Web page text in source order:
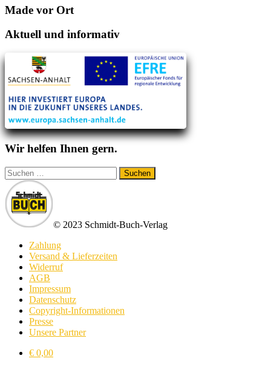
Made vor Ort
Aktuell und informativ
Wir helfen Ihnen gern.
Suchen
nach:
© 2023 Schmidt-Buch-Verlag
Zahlung
Versand & Lieferzeiten
Widerruf
AGB
Impressum
Datenschutz
Copyright-Informationen
Presse
Unsere Partner
€ 0,00